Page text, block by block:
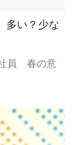
多い？少な
員 春の意